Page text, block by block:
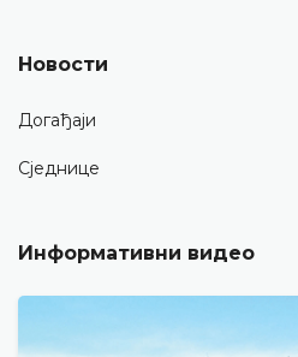
Новости
Догађаји
Сједнице
Информативни видео